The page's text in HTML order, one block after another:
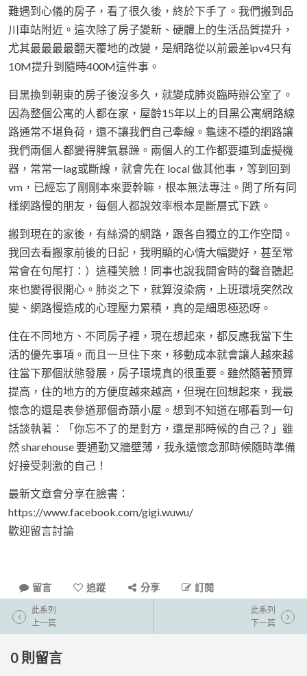
難遇到心儀的房子，看了很久後，終於下手了。我們搬到品
川車站附近。這次除了房子變新、硬體上的生活品質提升，
尤其最最最最翻天覆地的改變，是網路從以前最差ipv4只有
10M提升到隨時400M這件事。
目黑換到朝東的房子後沒多久，就變成肺炎臨時辦公室了。
因為整個公寓的人都在家，屋齡15年以上的目黑公寓網路線
路通常不堪負荷，還不讓我們自己牽線。龜速不穩的網路讓
我們兩個人都變得脾氣暴躁。兩個人的工作都要連到虛擬機
器，常常一lag或斷線，就會先在 local 做其他事，等到回到
vm，已經忘了剛剛本來要幹嘛，根本無法專注。問了所有同
樣網路慢的朋友，每個人都說效率根本是斷層式下跌。
搬到現在的家後，有絲滑的網路，跟各自獨立的工作空間。
我回去看搬家前後的日記，我明顯的心情大幅變好，甚至常
常會在句尾打：）這種笑臉！同事也說我開會時的聲音聽起
來也變得很開心。肺炎之下，就算沒染病，上班環境突然改
變、網路慢造成的心理壓力累積，真的是細思極恐呀。
住在不同地方、不同房子裡，現在想起來，都反應我當下生
活的優先事項。而且一旦住下來，移動成本就會讓人越來越
往當下那個狀態發展，房子環境真的很重要。雖然隨著預算
提高，住的地方的方便度越來越高，但現在回想起來，我最
懷念的還是表參道那個奇蹟小屋。想到不知道在哪看到一句
話談執著：「你忘不了的是對方，還是那時候的自己？」雖
然 sharehouse 要通勤又牆壁薄，我永遠懷念那時候隨時準備
好接受刺激的自己！
最新文章會分享在臉書：
https://www.facebook.com/gigi.wuwu/
歡迎留言討論
留言 追蹤 分享 訂閱
此系列
上一篇
此系列
下一篇
0 則留言